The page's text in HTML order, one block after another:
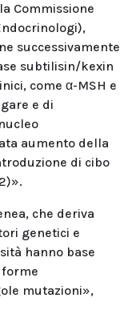
Commissione
successivamente
subtilisin/kexin
come α-MSH e
e di
aumento della
di cibo
che deriva
genetici e
hanno base
mutazioni»,